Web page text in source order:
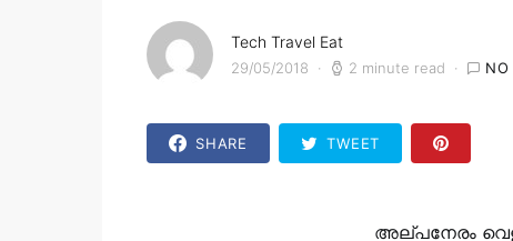
Tech Travel Eat
29/05/2018 2 minute read
SHARE TWEET
അല്പനേരം